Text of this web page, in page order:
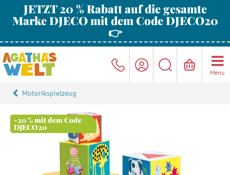
JETZT 20 % Rabatt auf die gesamte
Marke DJECO mit dem Code DJECO20
👉
Menu
Motorikspielzeug
-20 % mit dem Code
DJECO20